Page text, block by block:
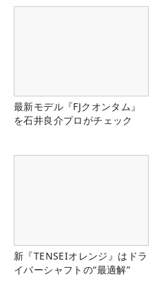
最新モデル『FJクオンタム』
を石井良介プロがチェック
新『TENSEIオレンジ』はドラ
イバーシャフトの“最適解”